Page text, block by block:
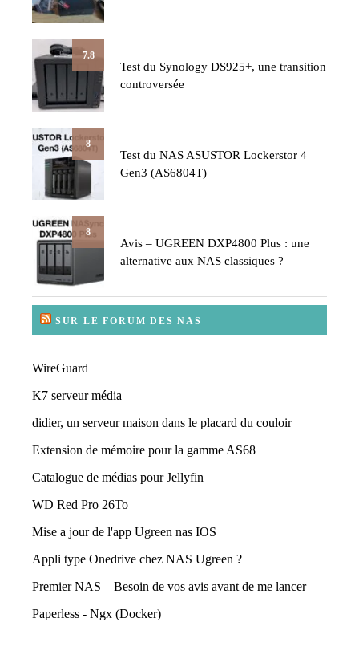
7.8
Test du Synology DS925+, une transition
controversée
8
Test du NAS ASUSTOR Lockerstor 4
Gen3 (AS6804T)
8
Avis – UGREEN DXP4800 Plus : une
alternative aux NAS classiques ?
SUR LE FORUM DES NAS
WireGuard
K7 serveur média
didier, un serveur maison dans le placard du couloir
Extension de mémoire pour la gamme AS68
Catalogue de médias pour Jellyfin
WD Red Pro 26To
Mise a jour de l'app Ugreen nas IOS
Appli type Onedrive chez NAS Ugreen ?
Premier NAS – Besoin de vos avis avant de me lancer
Paperless - Ngx (Docker)